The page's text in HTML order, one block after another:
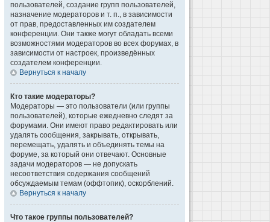
пользователей, создание групп пользователей,
назначение модераторов и т. п., в зависимости
от прав, предоставленных им создателем
конференции. Они также могут обладать всеми
возможностями модераторов во всех форумах, в
зависимости от настроек, произведённых
создателем конференции.
Вернуться к началу
Кто такие модераторы?
Модераторы — это пользователи (или группы
пользователей), которые ежедневно следят за
форумами. Они имеют право редактировать или
удалять сообщения, закрывать, открывать,
перемещать, удалять и объединять темы на
форуме, за который они отвечают. Основные
задачи модераторов — не допускать
несоответствия содержания сообщений
обсуждаемым темам (оффтопик), оскорблений.
Вернуться к началу
Что такое группы пользователей?